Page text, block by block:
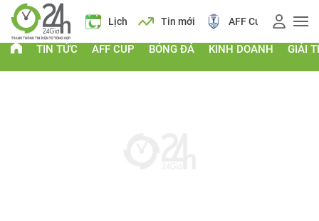
Giá vàng Lịch Tin mới AFF Cup Giá
TIN TỨC AFF CUP BÓNG ĐÁ KINH DOANH GIẢI